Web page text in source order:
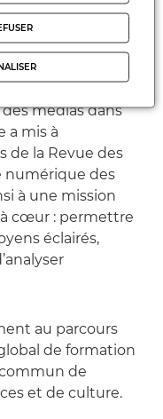
du Clémi
est partenaire
médias dans
a mis à
de la Revue des
numérique des
à une mission
cœur : permettre
éclairés,
au parcours
de formation
de
et de culture.